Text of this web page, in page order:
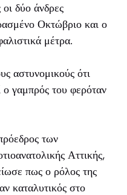
δύο άνδρες
Οκτώβριο και ο
μέτρα.
αστυνομικούς ότι
ο γαμπρός του φερόταν
των
Αττικής,
πως ο ρόλος της
καταλυτικός στο